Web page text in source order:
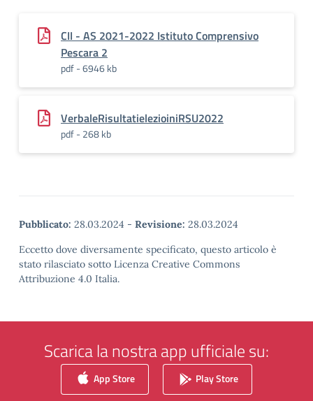
CII - AS 2021-2022 Istituto Comprensivo
Pescara 2
pdf - 6946 kb
VerbaleRisultatielezioiniRSU2022
pdf - 268 kb
Pubblicato: 28.03.2024 - Revisione: 28.03.2024
Eccetto dove diversamente specificato, questo articolo è
stato rilasciato sotto Licenza Creative Commons
Attribuzione 4.0 Italia.
Scarica la nostra app ufficiale su:
App Store Play Store